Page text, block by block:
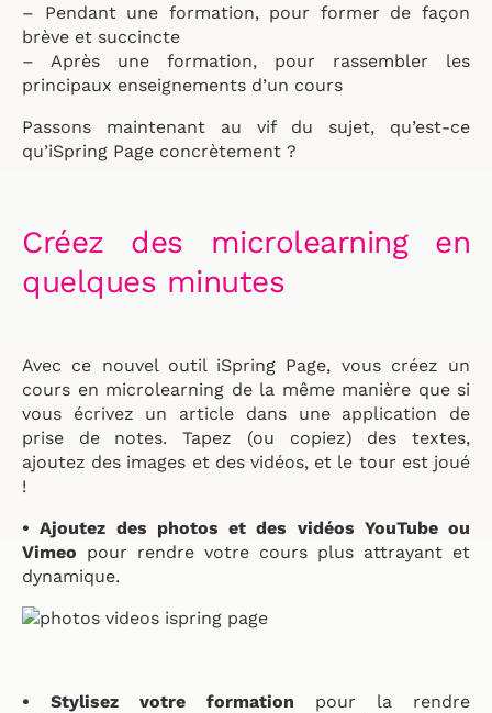
– Pendant une formation, pour former de façon
brève et succincte
– Après une formation, pour rassembler les
principaux enseignements d’un cours
Passons maintenant au vif du sujet, qu’est-ce
qu’iSpring Page concrètement ?
Créez des microlearning en
quelques minutes
Avec ce nouvel outil iSpring Page, vous créez un
cours en microlearning de la même manière que si
vous écrivez un article dans une application de
prise de notes. Tapez (ou copiez) des textes,
ajoutez des images et des vidéos, et le tour est joué
!
• Ajoutez des photos et des vidéos YouTube ou
Vimeo pour rendre votre cours plus attrayant et
dynamique.
• Stylisez votre formation pour la rendre